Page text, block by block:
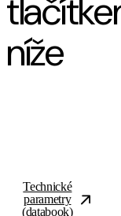
níže
Technické
parametry
(databook)